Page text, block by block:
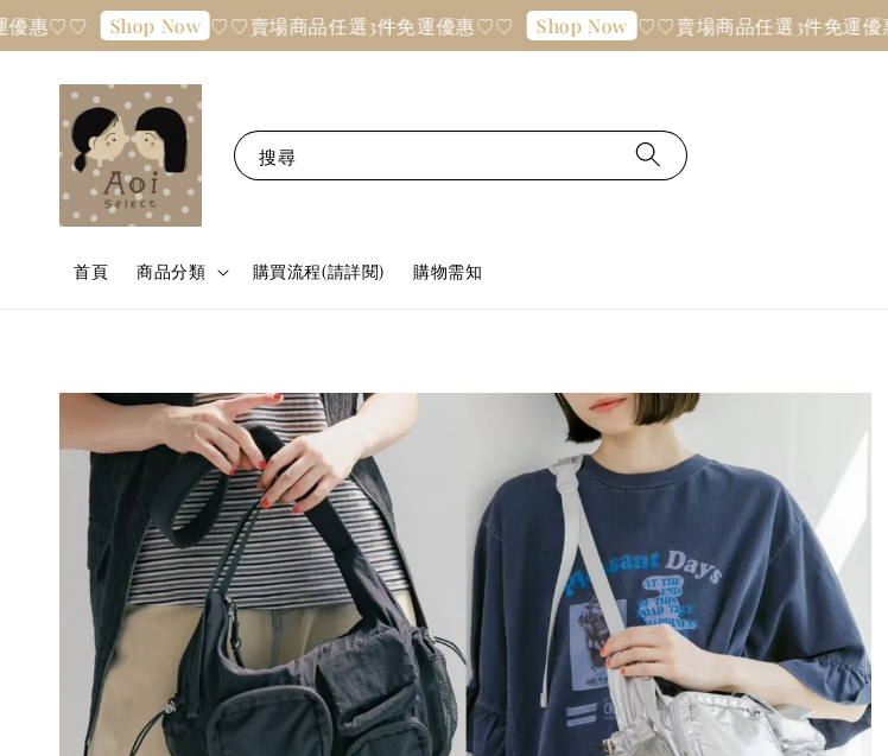
Shop Now ♡♡賣場商品任選3件免運優惠♡♡ Shop Now ♡♡賣場商品任選3件免運優惠♡♡
搜尋
首頁 商品分類 購買流程(請詳閱) 購物需知